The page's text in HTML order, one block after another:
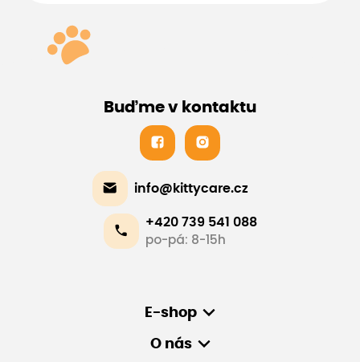
Buďme v kontaktu
info@kittycare.cz
+420 739 541 088
po-pá: 8-15h
E-shop
O nás